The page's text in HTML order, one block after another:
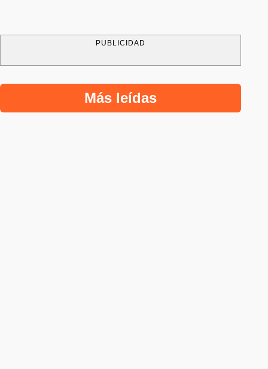
PUBLICIDAD
Más leídas